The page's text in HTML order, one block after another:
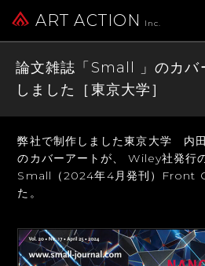
ART ACTION Inc.
論文雑誌「Small 」のカバ
しました［東京大学］
弊社で制作しました東京大学 内
のカバーアートが、
Wiley社発行
Small（2024年4月発刊）Front
た。